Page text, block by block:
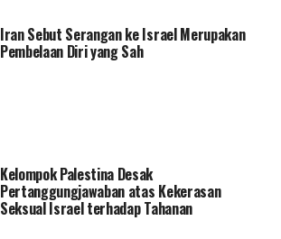
Iran Sebut Serangan ke Israel Merupakan
Pembelaan Diri yang Sah
Kelompok Palestina Desak
Pertanggungjawaban atas Kekerasan
Seksual Israel terhadap Tahanan